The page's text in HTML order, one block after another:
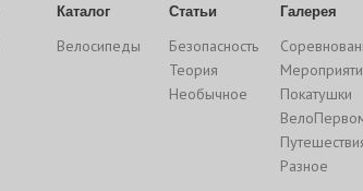
Каталог
Велосипеды
Статьи
Безопасность
Теория
Необычное
Галерея
Покатушки
Разное